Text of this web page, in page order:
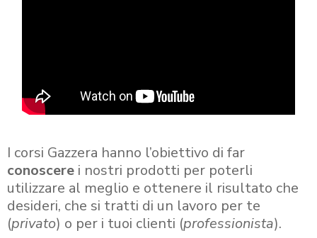
I corsi Gazzera hanno l’obiettivo di far
conoscere i nostri prodotti per poterli
utilizzare al meglio e ottenere il risultato che
desideri, che si tratti di un lavoro per te
(privato) o per i tuoi clienti (professionista).